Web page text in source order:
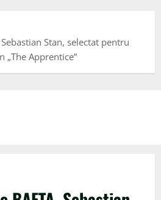
Stan, selectat pentru
Apprentice”